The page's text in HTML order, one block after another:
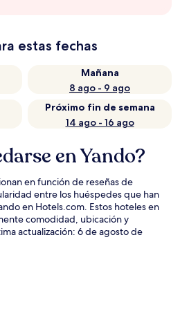
estas fechas
Mañana
8 ago - 9 ago
Próximo fin de semana
14 ago - 16 ago
en Yando?
en función de reseñas de
entre los huéspedes que han
en Hotels.com. Estos hoteles en
comodidad, ubicación y
actualización: 6 de agosto de